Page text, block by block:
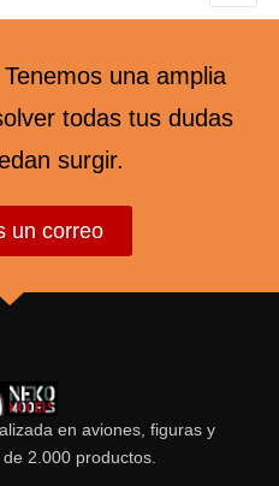
una amplia
todas tus dudas
surgir.
un correo
en aviones, figuras y
2.000 productos.